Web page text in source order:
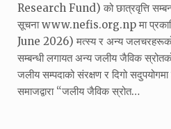
Research Fund) को छात्रवृत्ति
सूचना www.nefis.org.np मा
June 2026) मत्स्य र अन्य जलचरहरूको
सम्बन्धी लगायत अन्य जलीय जैविक
जलीय सम्पदाको संरक्षण र दिगो
समाजद्वारा “जलीय जैविक स्रोत…